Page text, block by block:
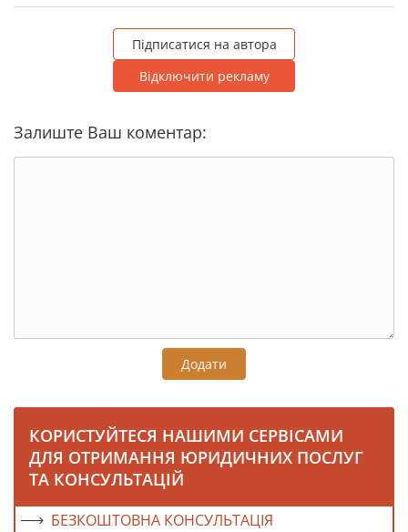
Підписатися на автора
Відключити рекламу
Залиште Ваш коментар:
Додати
КОРИСТУЙТЕСЯ НАШИМИ СЕРВІСАМИ
ДЛЯ ОТРИМАННЯ ЮРИДИЧНИХ ПОСЛУГ
ТА КОНСУЛЬТАЦІЙ
БЕЗКОШТОВНА КОНСУЛЬТАЦІЯ